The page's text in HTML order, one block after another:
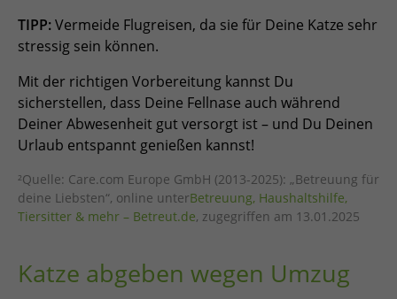
TIPP:Vermeide Flugreisen, da sie für Deine Katze sehr
stressig sein können.
Mit der richtigen Vorbereitung kannst Du
sicherstellen, dass Deine Fellnase auch während
Deiner Abwesenheit gut versorgt ist – und Du Deinen
Urlaub entspannt genießen kannst!
²Quelle: Care.com Europe GmbH (2013-2025): „Betreuung für
deine Liebsten“, online unterBetreuung, Haushaltshilfe,
Tiersitter & mehr – Betreut.de, zugegriffen am 13.01.2025
Katze abgeben wegen Umzug